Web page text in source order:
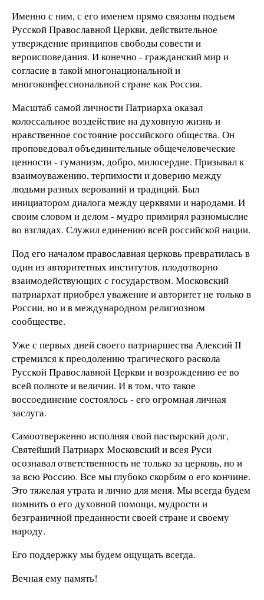
Именно с ним, с его именем прямо связаны подъем
Русской Православной Церкви, действительное
утверждение принципов свободы совести и
вероисповедания. И конечно - гражданский мир и
согласие в такой многонациональной и
многоконфессиональной стране как Россия.
Масштаб самой личности Патриарха оказал
колоссальное воздействие на духовную жизнь и
нравственное состояние российского общества. Он
проповедовал объединительные общечеловеческие
ценности - гуманизм, добро, милосердие. Призывал к
взаимоуважению, терпимости и доверию между
людьми разных верований и традиций. Был
инициатором диалога между церквями и народами. И
своим словом и делом - мудро примирял разномыслие
во взглядах. Служил единению всей российской нации.
Под его началом православная церковь превратилась в
один из авторитетных институтов, плодотворно
взаимодействующих с государством. Московский
патриархат приобрел уважение и авторитет не только в
России, но и в международном религиозном
сообществе.
Уже с первых дней своего патриаршества Алексий II
стремился к преодолению трагического раскола
Русской Православной Церкви и возрождению ее во
всей полноте и величии. И в том, что такое
воссоединение состоялось - его огромная личная
заслуга.
Самоотверженно исполняя свой пастырский долг,
Святейший Патриарх Московский и всея Руси
осознавал ответственность не только за церковь, но и
за всю Россию. Все мы глубоко скорбим о его кончине.
Это тяжелая утрата и лично для меня. Мы всегда будем
помнить о его духовной помощи, мудрости и
безграничной преданности своей стране и своему
народу.
Его поддержку мы будем ощущать всегда.
Вечная ему память!